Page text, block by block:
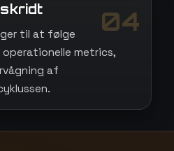
04
til at følge
metrics,
af